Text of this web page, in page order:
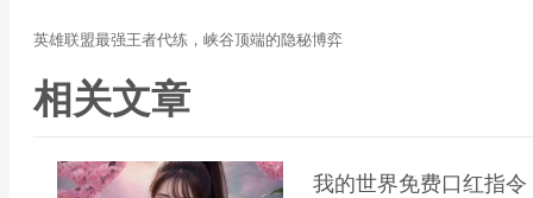
英雄联盟最强王者代练，峡谷顶端的隐秘博弈
相关文章
我的世界免费口红指